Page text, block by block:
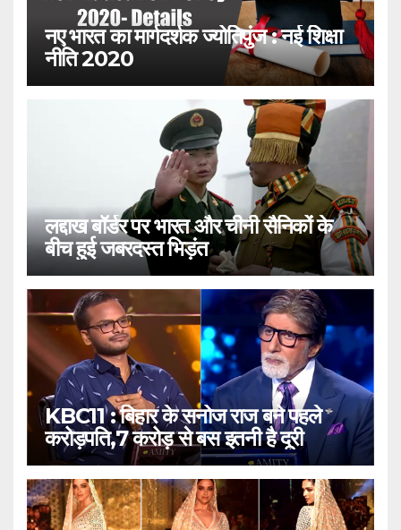
नए भारत का मार्गदर्शक ज्योतिपुंज : नई शिक्षा
नीति 2020
लद्दाख बॉर्डर पर भारत और चीनी सैनिकों के
बीच हुई जबरदस्त भिड़ंत
KBC11 : बिहार के सनोज राज बने पहले
करोड़पति,7 करोड़ से बस इतनी है दूरी